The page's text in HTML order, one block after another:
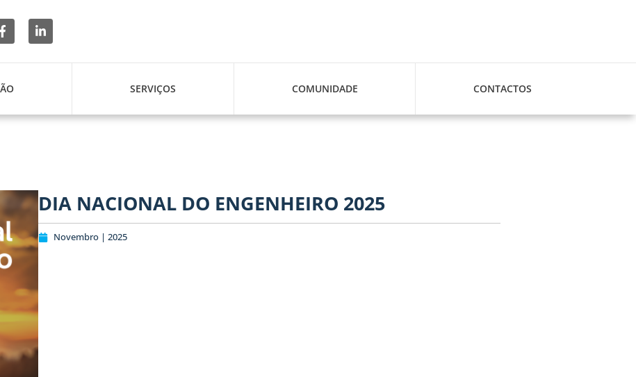
SERVIÇOS COMUNIDADE CONTACTOS
DIA NACIONAL DO ENGENHEIRO 2025
Novembro | 2025